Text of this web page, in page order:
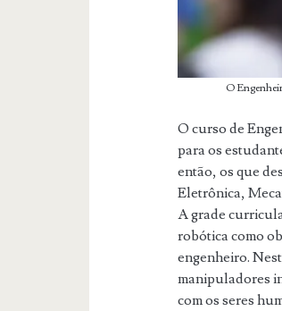
O
O curso de
para os
então, os que
Eletrônica,
A grade
robótica como
engenheiro.
manipuladores
com os seres